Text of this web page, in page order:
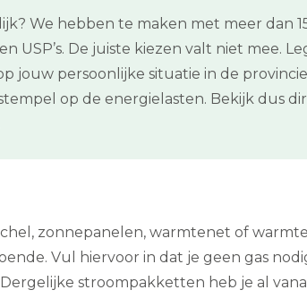
We hebben te maken met meer dan
De juiste kiezen valt niet mee.
jouw persoonlijke situatie in de
op de energielasten. Bekijk dus
zonnepanelen, warmtenet of
Vul hiervoor in dat je geen gas
stroompakketten heb je al